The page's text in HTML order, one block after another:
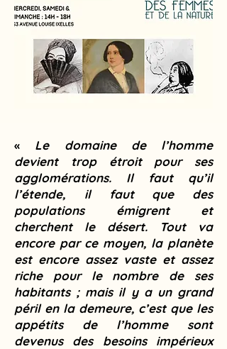
« Le domaine de l’homme
devient trop étroit pour ses
agglomérations. Il faut qu’il
l’étende, il faut que des
populations émigrent et
cherchent le désert. Tout va
encore par ce moyen, la planète
est encore assez vaste et assez
riche pour le nombre de ses
habitants ; mais il y a un grand
péril en la demeure, c’est que les
appétits de l’homme sont
devenus des besoins impérieux